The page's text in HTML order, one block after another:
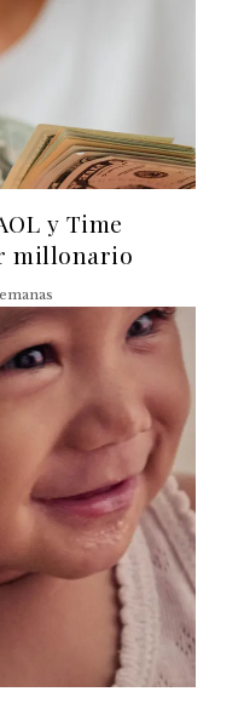
y Time
millonario